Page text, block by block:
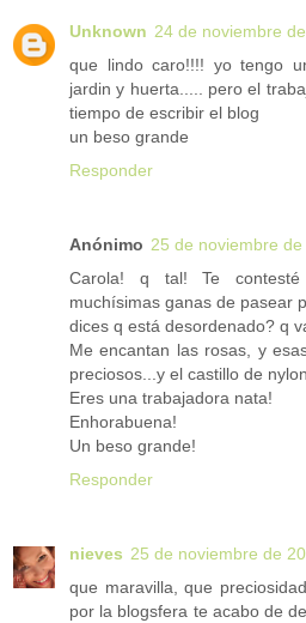
Unknown 24 de noviembre
que lindo caro!!!! yo tengo
jardin y huerta..... pero el
tiempo de escribir el blog
un beso grande
Responder
Anónimo 25 de noviembre
Carola! q tal! Te
muchísimas ganas de pasear
dices q está desordenado? q
Me encantan las rosas, y
preciosos...y el castillo de
Eres una trabajadora nata!
Enhorabuena!
Un beso grande!
Responder
nieves 25 de noviembre de
que maravilla, que
por la blogsfera te acabo de